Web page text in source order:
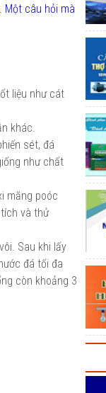
Một câu hỏi mà
liệu như cát
khác.
sét, đá
như chất
măng poóc
và thử
Sau khi lấy
đá tối đa
còn khoảng 3